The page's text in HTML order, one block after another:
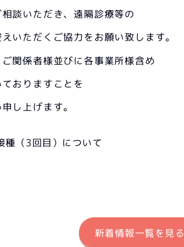
談いただき、遠隔診療等の
いただくご協力をお願い致します。
関係者様並びに各事業所様含め
おりますことを
し上げます。
種（3回目）について
新着情報一覧を見る